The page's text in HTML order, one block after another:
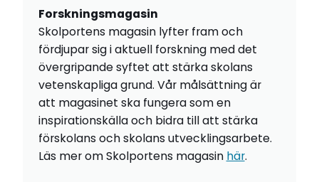
Forskningsmagasin
Skolportens magasin lyfter fram och
fördjupar sig i aktuell forskning med det
övergripande syftet att stärka skolans
vetenskapliga grund. Vår målsättning är
att magasinet ska fungera som en
inspirationskälla och bidra till att stärka
förskolans och skolans utvecklingsarbete.
Läs mer om Skolportens magasin här.